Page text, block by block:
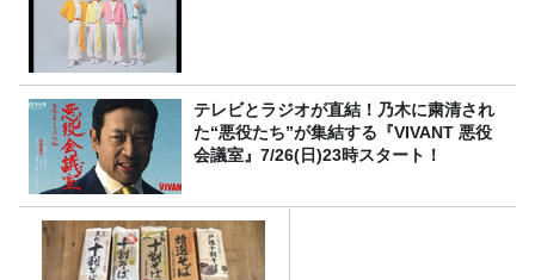
テレビとラジオが直結！乃木に粛清され
た“悪役たち”が集結する『VIVANT 悪役
会議室』7/26(日)23時スタート！